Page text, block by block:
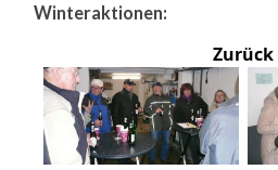
Winteraktionen:
Zurück